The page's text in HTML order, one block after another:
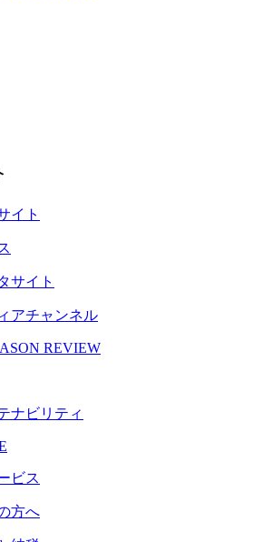
イト
サイト
アチャンネル
REVIEW
ナビリティ
ビス
方へ